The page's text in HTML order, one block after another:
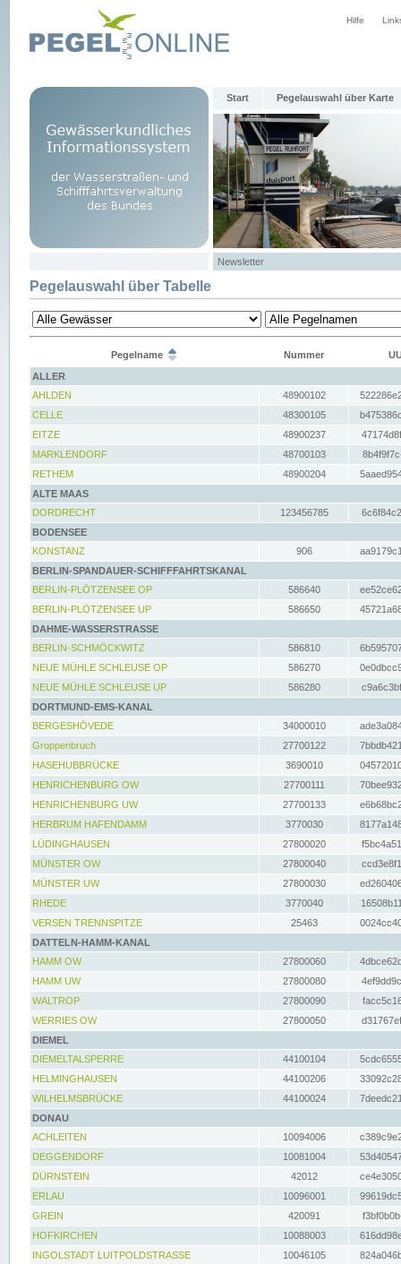
Hilfe
Start Pegelauswahl über Karte
Newsletter
Pegelauswahl über Tabelle
Pegelname Nummer
ALLER
AHLDEN
48900102
CELLE
48300105
EITZE
48900237
MARKLENDORF
48700103
RETHEM
48900204
ALTE MAAS
DORDRECHT
123456785
BODENSEE
KONSTANZ
906
BERLIN-SPANDAUER-SCHIFFFAHRTSKANAL
BERLIN-PLÖTZENSEE OP
586640
BERLIN-PLÖTZENSEE UP
586650
DAHME-WASSERSTRASSE
BERLIN-SCHMÖCKWITZ
586810
NEUE MÜHLE SCHLEUSE OP
586270
NEUE MÜHLE SCHLEUSE UP
586280
DORTMUND-EMS-KANAL
BERGESHÖVEDE
34000010
Groppenbruch
27700122
HASEHUBBRÜCKE
3690010
HENRICHENBURG OW
27700111
HENRICHENBURG UW
27700133
HERBRUM HAFENDAMM
3770030
LÜDINGHAUSEN
27800020
MÜNSTER OW
27800040
MÜNSTER UW
27800030
RHEDE
3770040
VERSEN TRENNSPITZE
25463
DATTELN-HAMM-KANAL
HAMM OW
27800060
HAMM UW
27800080
WALTROP
27800090
WERRIES OW
27800050
DIEMEL
DIEMELTALSPERRE
44100104
HELMINGHAUSEN
44100206
WILHELMSBRÜCKE
44100024
DONAU
ACHLEITEN
10094006
DEGGENDORF
10081004
DÜRNSTEIN
42012
ERLAU
10096001
GREIN
420091
HOFKIRCHEN
10088003
INGOLSTADT LUITPOLDSTRASSE
10046105